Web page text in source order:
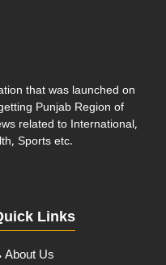
that was launched on
Punjab Region of
related to International,
Sports etc.
Links
About Us